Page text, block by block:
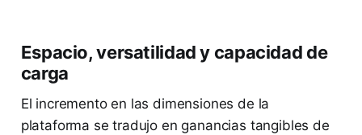
Espacio, versatilidad y capacidad de
carga
El incremento en las dimensiones de la
plataforma se tradujo en ganancias tangibles de